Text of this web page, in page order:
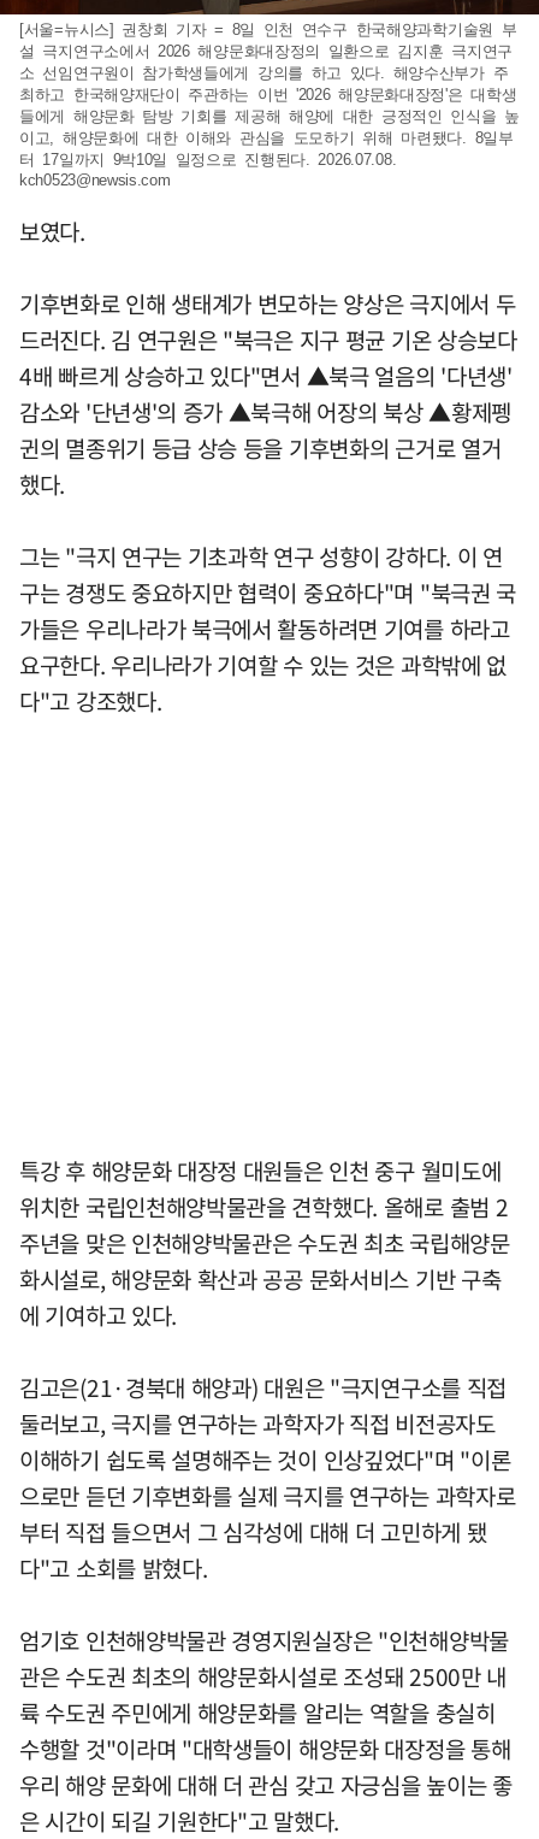
[서울=뉴시스] 권창회 기자 = 8일 인천 연수구 한국해양과학기술원 부
설 극지연구소에서 2026 해양문화대장정의 일환으로 김지훈 극지연구
소 선임연구원이 참가학생들에게 강의를 하고 있다. 해양수산부가 주
최하고 한국해양재단이 주관하는 이번 '2026 해양문화대장정'은 대학생
들에게 해양문화 탐방 기회를 제공해 해양에 대한 긍정적인 인식을 높
이고, 해양문화에 대한 이해와 관심을 도모하기 위해 마련됐다. 8일부
터 17일까지 9박10일 일정으로 진행된다. 2026.07.08.
kch0523@newsis.com
보였다.
기후변화로 인해 생태계가 변모하는 양상은 극지에서 두
드러진다. 김 연구원은 "북극은 지구 평균 기온 상승보다
4배 빠르게 상승하고 있다"면서 ▲북극 얼음의 '다년생'
감소와 '단년생'의 증가 ▲북극해 어장의 북상 ▲황제펭
귄의 멸종위기 등급 상승 등을 기후변화의 근거로 열거
했다.
그는 "극지 연구는 기초과학 연구 성향이 강하다. 이 연
구는 경쟁도 중요하지만 협력이 중요하다"며 "북극권 국
가들은 우리나라가 북극에서 활동하려면 기여를 하라고
요구한다. 우리나라가 기여할 수 있는 것은 과학밖에 없
다"고 강조했다.
특강 후 해양문화 대장정 대원들은 인천 중구 월미도에
위치한 국립인천해양박물관을 견학했다. 올해로 출범 2
주년을 맞은 인천해양박물관은 수도권 최초 국립해양문
화시설로, 해양문화 확산과 공공 문화서비스 기반 구축
에 기여하고 있다.
김고은(21·경북대 해양과) 대원은 "극지연구소를 직접
둘러보고, 극지를 연구하는 과학자가 직접 비전공자도
이해하기 쉽도록 설명해주는 것이 인상깊었다"며 "이론
으로만 듣던 기후변화를 실제 극지를 연구하는 과학자로
부터 직접 들으면서 그 심각성에 대해 더 고민하게 됐
다"고 소회를 밝혔다.
엄기호 인천해양박물관 경영지원실장은 "인천해양박물
관은 수도권 최초의 해양문화시설로 조성돼 2500만 내
륙 수도권 주민에게 해양문화를 알리는 역할을 충실히
수행할 것"이라며 "대학생들이 해양문화 대장정을 통해
우리 해양 문화에 대해 더 관심 갖고 자긍심을 높이는 좋
은 시간이 되길 기원한다"고 말했다.